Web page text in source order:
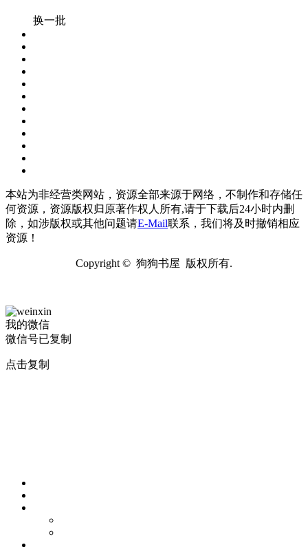
换一批
本站为非经营类网站，资源全部来源于网络，不制作和存储任
何资源，资源版权归原著作权人所有,请于下载后24小时内删
除，如涉版权或其他问题请E-Mail联系，我们将及时撤销相应
资源！
Copyright © 狗狗书屋 版权所有.
我的微信
微信号已复制
点击复制